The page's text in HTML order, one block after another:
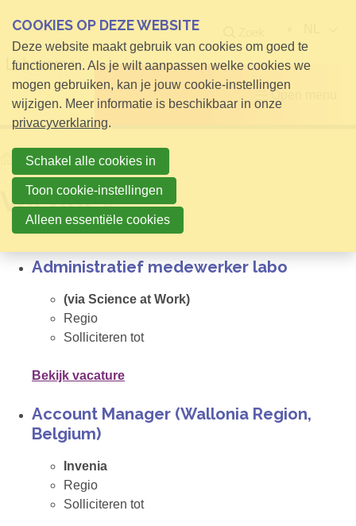
Open menu
HomeVacancy
Vacancy
Administratief medewerker labo
(via Science at Work)
Regio
Solliciteren tot
Bekijk vacature
Account Manager (Wallonia Region,
Belgium)
Invenia
Regio
Solliciteren tot
COOKIES OP DEZE WEBSITE
Deze website maakt gebruik van cookies om goed te
functioneren. Als je wilt aanpassen welke cookies we
mogen gebruiken, kan je jouw cookie-instellingen
wijzigen. Meer informatie is beschikbaar in onze
privacyverklaring.
Schakel alle cookies in
Toon cookie-instellingen
Alleen essentiële cookies